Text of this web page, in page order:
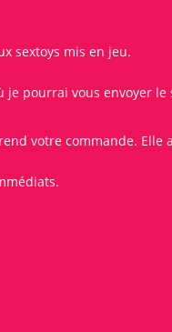
sextoys mis en jeu.
je pourrai vous envoyer le
votre commande. Elle